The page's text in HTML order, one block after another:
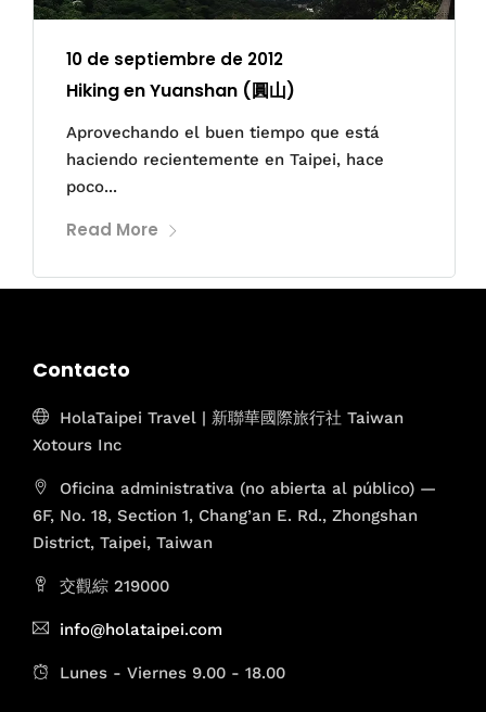
10 de septiembre de 2012
Hiking en Yuanshan (圓山)
Aprovechando el buen tiempo que está
haciendo recientemente en Taipei, hace
poco...
Read More
Contacto
HolaTaipei Travel | 新聯華國際旅行社 Taiwan
Xotours Inc
Oficina administrativa (no abierta al público) —
6F, No. 18, Section 1, Chang’an E. Rd., Zhongshan
District, Taipei, Taiwan
交觀綜 219000
info@holataipei.com
Lunes - Viernes 9.00 - 18.00